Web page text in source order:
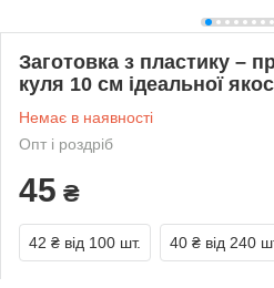
Заготовка з пластику –
куля 10 см ідеальної
Немає в наявності
Опт і роздріб
45 ₴
42 ₴ від 100 шт. 40 ₴ від 240